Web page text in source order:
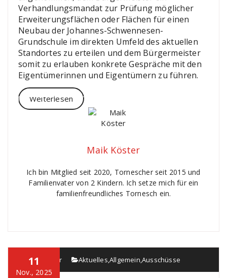
Verhandlungsmandat zur Prüfung möglicher
Erweiterungsflächen oder Flächen für einen
Neubau der Johannes-Schwennesen-
Grundschule im direkten Umfeld des aktuellen
Standortes zu erteilen und dem Bürgermeister
somit zu erlauben konkrete Gespräche mit den
Eigentümerinnen und Eigentümern zu führen.
Weiterlesen
Maik Köster
Ich bin Mitglied seit 2020, Tornescher seit 2015 und
Familienvater von 2 Kindern. Ich setze mich für ein
familienfreundliches Tornesch ein.
11
Nov., 2025
Maik Köster Aktuelles,Allgemein,Ausschüsse